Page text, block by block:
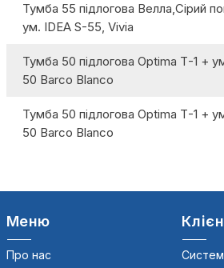
Тумба 55 підлогова Велла,Cірий
ум. IDEA S-55, Vivia
Тумба 50 підлогова Optima Т-1 +
50 Barco Blanco
Тумба 50 підлогова Optima Т-1 +
50 Barco Blanco
Меню
Про нас